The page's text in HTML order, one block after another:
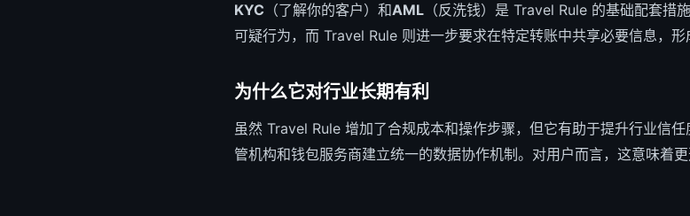
KYC （了解你的客户）和AML （反洗钱）是 Travel Rule 的基础配套措
可疑行为，而 Travel Rule 则进一步要求在特定转账中共享必要信息，形
为什么它对行业长期有利
虽然 Travel Rule 增加了合规成本和操作步骤，但它有助于提升行业信
管机构和钱包服务商建立统一的数据协作机制。对用户而言，这意味着